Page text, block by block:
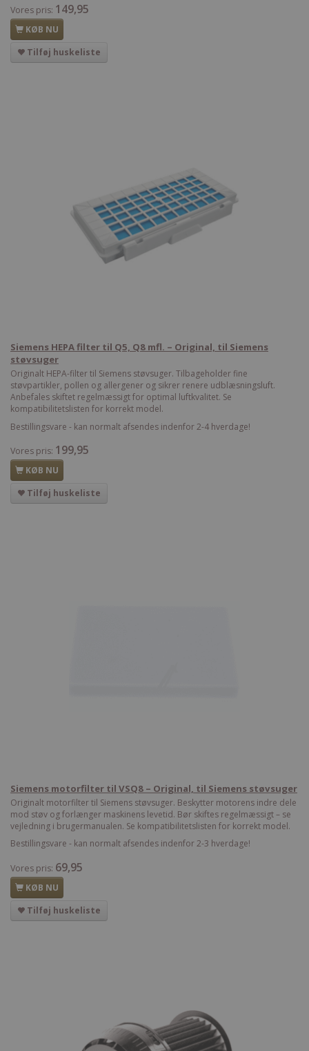
Vores pris: 149,95
KØB NU
Tilføj huskeliste
Siemens HEPA filter til Q5, Q8 mfl. – Original, til Siemens
støvsuger
Originalt HEPA-filter til Siemens støvsuger. Tilbageholder fine
støvpartikler, pollen og allergener og sikrer renere udblæsningsluft.
Anbefales skiftet regelmæssigt for optimal luftkvalitet. Se
kompatibilitetslisten for korrekt model.
Bestillingsvare - kan normalt afsendes indenfor 2-4 hverdage!
Vores pris: 199,95
KØB NU
Tilføj huskeliste
Siemens motorfilter til VSQ8 – Original, til Siemens støvsuger
Originalt motorfilter til Siemens støvsuger. Beskytter motorens indre dele
mod støv og forlænger maskinens levetid. Bør skiftes regelmæssigt – se
vejledning i brugermanualen. Se kompatibilitetslisten for korrekt model.
Bestillingsvare - kan normalt afsendes indenfor 2-3 hverdage!
Vores pris: 69,95
KØB NU
Tilføj huskeliste